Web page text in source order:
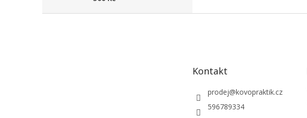
Kontakt
prodej@kovopraktik.cz
596789334